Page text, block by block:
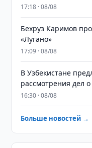
17:18 · 08/08
Бехруз Каримов
«Лугано»
17:09 · 08/08
В Узбекистане
рассмотрения дел
16:30 · 08/08
Больше новостей →